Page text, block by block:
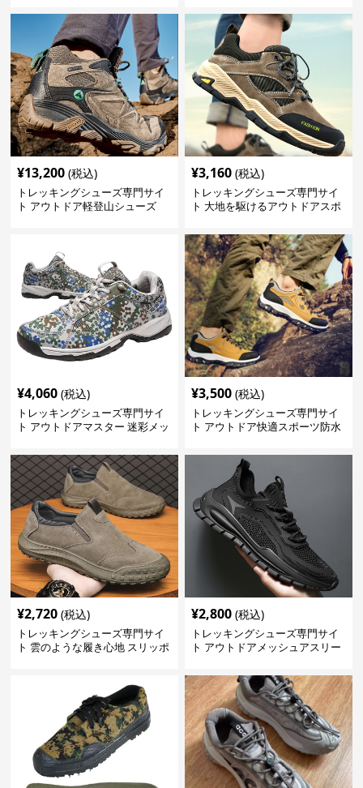
¥13,200 (税込)
トレッキングシューズ専門サイ
ト アウトドア軽登山シューズ
¥3,160 (税込)
トレッキングシューズ専門サイ
ト 大地を駆けるアウトドアスポ
¥4,060 (税込)
トレッキングシューズ専門サイ
ト アウトドアマスター 迷彩メッ
¥3,500 (税込)
トレッキングシューズ専門サイ
ト アウトドア快適スポーツ防水
¥2,720 (税込)
トレッキングシューズ専門サイ
ト 雲のような履き心地 スリッポ
¥2,800 (税込)
トレッキングシューズ専門サイ
ト アウトドアメッシュアスリー